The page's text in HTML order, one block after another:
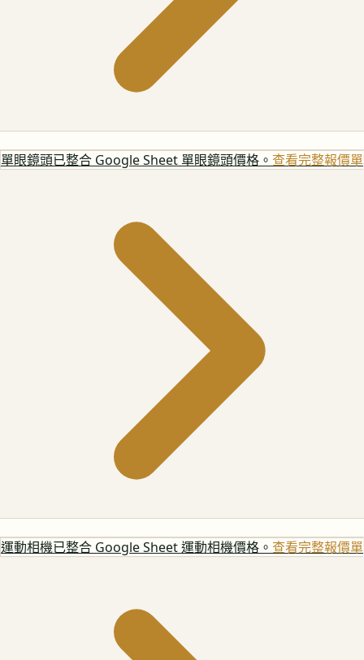
單眼鏡頭已整合 Google Sheet 單眼鏡頭價格。 查看完整報價單
運動相機已整合 Google Sheet 運動相機價格。 查看完整報價單